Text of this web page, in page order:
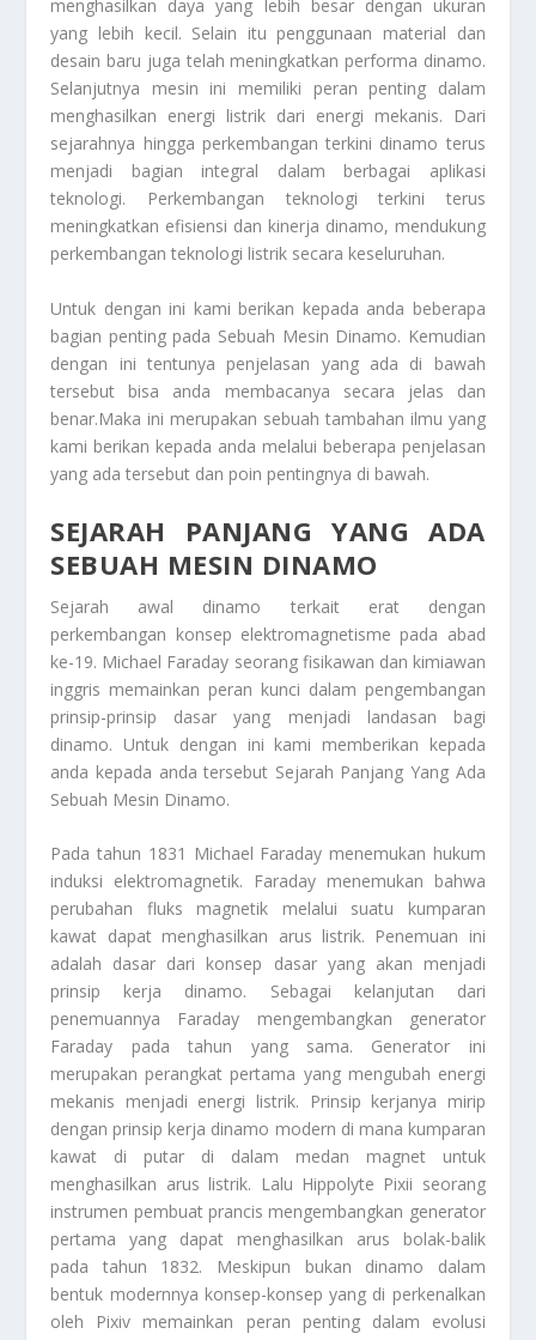
menghasilkan daya yang lebih besar dengan ukuran
yang lebih kecil. Selain itu penggunaan material dan
desain baru juga telah meningkatkan performa dinamo.
Selanjutnya mesin ini memiliki peran penting dalam
menghasilkan energi listrik dari energi mekanis. Dari
sejarahnya hingga perkembangan terkini dinamo terus
menjadi bagian integral dalam berbagai aplikasi
teknologi. Perkembangan teknologi terkini terus
meningkatkan efisiensi dan kinerja dinamo, mendukung
perkembangan teknologi listrik secara keseluruhan.
Untuk dengan ini kami berikan kepada anda beberapa
bagian penting pada Sebuah Mesin Dinamo. Kemudian
dengan ini tentunya penjelasan yang ada di bawah
tersebut bisa anda membacanya secara jelas dan
benar.Maka ini merupakan sebuah tambahan ilmu yang
kami berikan kepada anda melalui beberapa penjelasan
yang ada tersebut dan poin pentingnya di bawah.
SEJARAH PANJANG YANG ADA
SEBUAH MESIN DINAMO
Sejarah awal dinamo terkait erat dengan
perkembangan konsep elektromagnetisme pada abad
ke-19. Michael Faraday seorang fisikawan dan kimiawan
inggris memainkan peran kunci dalam pengembangan
prinsip-prinsip dasar yang menjadi landasan bagi
dinamo. Untuk dengan ini kami memberikan kepada
anda kepada anda tersebut Sejarah Panjang Yang Ada
Sebuah Mesin Dinamo.
Pada tahun 1831 Michael Faraday menemukan hukum
induksi elektromagnetik. Faraday menemukan bahwa
perubahan fluks magnetik melalui suatu kumparan
kawat dapat menghasilkan arus listrik. Penemuan ini
adalah dasar dari konsep dasar yang akan menjadi
prinsip kerja dinamo. Sebagai kelanjutan dari
penemuannya Faraday mengembangkan generator
Faraday pada tahun yang sama. Generator ini
merupakan perangkat pertama yang mengubah energi
mekanis menjadi energi listrik. Prinsip kerjanya mirip
dengan prinsip kerja dinamo modern di mana kumparan
kawat di putar di dalam medan magnet untuk
menghasilkan arus listrik. Lalu Hippolyte Pixii seorang
instrumen pembuat prancis mengembangkan generator
pertama yang dapat menghasilkan arus bolak-balik
pada tahun 1832. Meskipun bukan dinamo dalam
bentuk modernnya konsep-konsep yang di perkenalkan
oleh Pixiv memainkan peran penting dalam evolusi